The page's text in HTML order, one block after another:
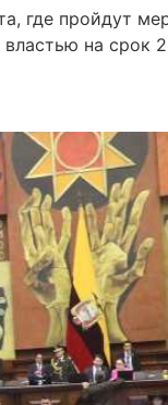
где пройдут
на срок